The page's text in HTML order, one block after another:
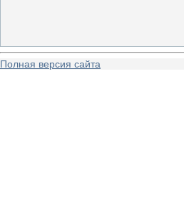
Полная версия сайта